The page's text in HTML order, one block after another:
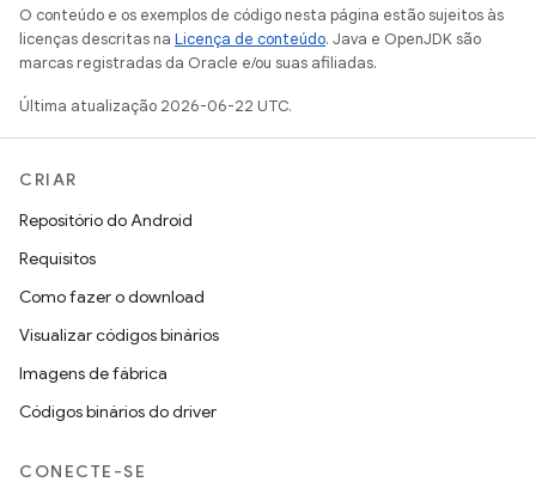
O conteúdo e os exemplos de código nesta página estão sujeitos às
licenças descritas na Licença de conteúdo. Java e OpenJDK são
marcas registradas da Oracle e/ou suas afiliadas.
Última atualização 2026-06-22 UTC.
CRIAR
Repositório do Android
Requisitos
Como fazer o download
Visualizar códigos binários
Imagens de fábrica
Códigos binários do driver
CONECTE-SE